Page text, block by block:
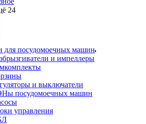
24
для посудомоечных машин
и импеллеры
и выключатели
посудомоечных машин
управления